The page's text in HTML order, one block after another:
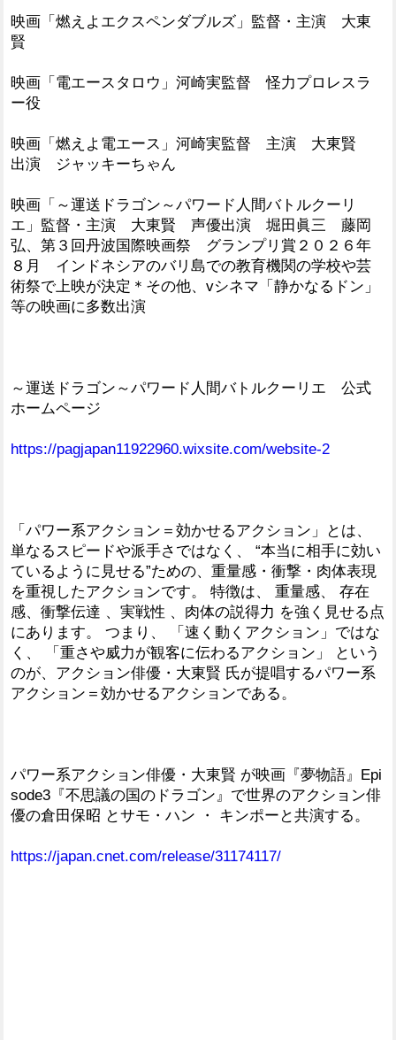
映画「燃えよエクスペンダブルズ」監督・主演 大東
賢
映画「電エースタロウ」河崎実監督 怪力プロレスラ
ー役
映画「燃えよ電エース」河崎実監督 主演 大東賢
出演 ジャッキーちゃん
映画「～運送ドラゴン～パワード人間バトルクーリ
エ」監督・主演 大東賢 声優出演 堀田眞三 藤岡
弘、第３回丹波国際映画祭 グランプリ賞２０２６年
８月 インドネシアのバリ島での教育機関の学校や芸
術祭で上映が決定＊その他、vシネマ「静かなるドン」
等の映画に多数出演
～運送ドラゴン～パワード人間バトルクーリエ 公式
ホームページ
https://pagjapan11922960.wixsite.com/website-2
「パワー系アクション＝効かせるアクション」とは、
単なるスピードや派手さではなく、 “本当に相手に効い
ているように見せる”ための、重量感・衝撃・肉体表現
を重視したアクションです。 特徴は、 重量感、 存在
感、衝撃伝達 、実戦性 、肉体の説得力 を強く見せる点
にあります。 つまり、 「速く動くアクション」ではな
く、 「重さや威力が観客に伝わるアクション」 という
のが、アクション俳優・大東賢 氏が提唱するパワー系
アクション＝効かせるアクションである。
パワー系アクション俳優・大東賢 が映画『夢物語』Epi
sode3『不思議の国のドラゴン』で世界のアクション俳
優の倉田保昭 とサモ・ハン ・ キンポーと共演する。
https://japan.cnet.com/release/31174117/